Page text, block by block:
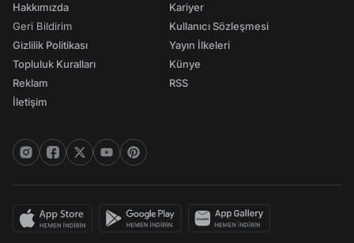
Hakkımızda
Geri Bildirim
Gizlilik Politikası
Topluluk Kuralları
Reklam
İletişim
Kariyer
Kullanıcı Sözleşmesi
Yayın İlkeleri
Künye
RSS